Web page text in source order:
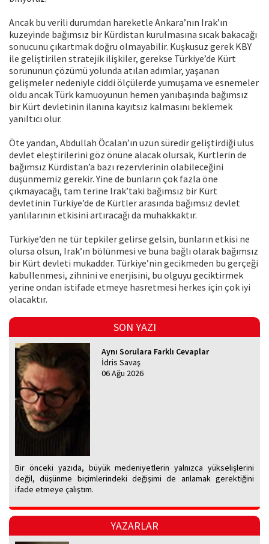
Ancak bu verili durumdan hareketle Ankara’nın Irak’ın
kuzeyinde bağımsız bir Kürdistan kurulmasına sıcak bakacağı
sonucunu çıkartmak doğru olmayabilir. Kuşkusuz gerek KBY
ile geliştirilen stratejik ilişkiler, gerekse Türkiye’de Kürt
sorununun çözümü yolunda atılan adımlar, yaşanan
gelişmeler nedeniyle ciddi ölçülerde yumuşama ve esnemeler
oldu ancak Türk kamuoyunun hemen yanıbaşında bağımsız
bir Kürt devletinin ilanına kayıtsız kalmasını beklemek
yanıltıcı olur.
Öte yandan, Abdullah Öcalan’ın uzun süredir geliştirdiği ulus
devlet eleştirilerini göz önüne alacak olursak, Kürtlerin de
bağımsız Kürdistan’a bazı rezervlerinin olabileceğini
düşünmemiz gerekir. Yine de bunların çok fazla öne
çıkmayacağı, tam terine Irak’taki bağımsız bir Kürt
devletinin Türkiye’de de Kürtler arasında bağımsız devlet
yanlılarının etkisini artıracağı da muhakkaktır.
Türkiye’den ne tür tepkiler gelirse gelsin, bunların etkisi ne
olursa olsun, Irak’ın bölünmesi ve buna bağlı olarak bağımsız
bir Kürt devleti mukadder. Türkiye’nin gecikmeden bu gerçeği
kabullenmesi, zihnini ve enerjisini, bu olguyu geciktirmek
yerine ondan istifade etmeye hasretmesi herkes için çok iyi
olacaktır.
SON YAZI
Aynı Sorulara Farklı Cevaplar
İdris Savaş
06 Ağu 2026
Bir önceki yazıda, büyük medeniyetlerin yalnızca yükselişlerini
değil, düşünme biçimlerindeki değişimi de anlamak gerektiğini
ifade etmeye çalıştım.
YAZARLAR